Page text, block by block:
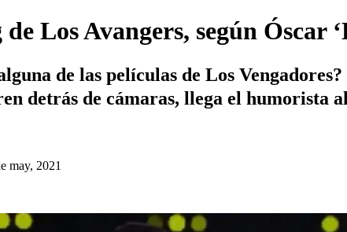
Los Avangers, según Óscar
de las películas de Los
detrás de cámaras, llega el humorista
may, 2021